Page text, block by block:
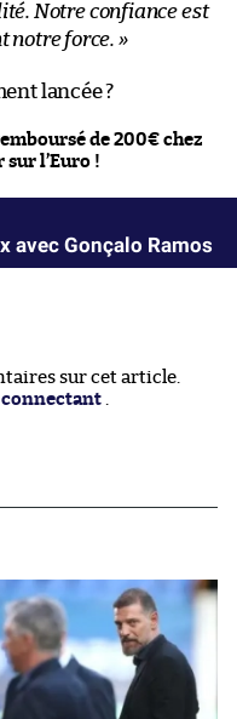
Notre confiance est
notre force. »
lancée ?
de 200€ chez
l’Euro !
avec Gonçalo Ramos
sur cet article.
connectant .